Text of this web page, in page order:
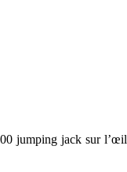
jumping jack sur l’œil